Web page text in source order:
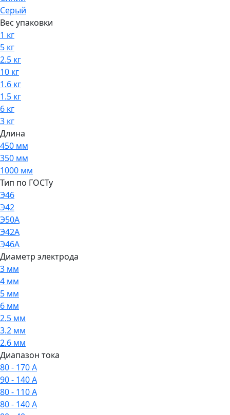
Серый
Вес упаковки
1 кг
5 кг
2.5 кг
10 кг
1.6 кг
1.5 кг
6 кг
3 кг
Длина
450 мм
350 мм
1000 мм
Тип по ГОСТу
Э46
Э42
Э50А
Э42А
Э46А
Диаметр электрода
3 мм
4 мм
5 мм
6 мм
2.5 мм
3.2 мм
2.6 мм
Диапазон тока
80 - 170 А
90 - 140 А
80 - 110 А
80 - 140 А